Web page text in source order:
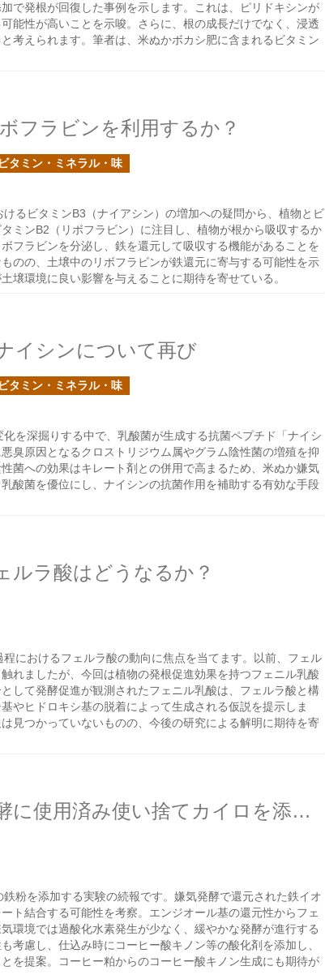
で発根が回復した事例を示します。これは、ピリドキシンが
能性が高いことを示唆。さらに、根の成長だけでなく、浸透
考えられます。筆者は、米ぬかボカシ肥に含まれるビタミン
フラビンを利用するか？
ビタミン・ミネラル・味
るビタミンB3（ナイアシン）の増加への疑問から、植物とビ
ミンB2（リボフラビン）に注目し、植物が根から吸収するか
フラビンを分泌し、鉄を還元して吸収する機能があることを
のの、土壌中のリボフラビンが鉄還元に寄与する可能性を示
壌環境に良い影響を与えることに期待を寄せている。
イシンについて再び
ビタミン・ミネラル・味
を深掘りする中で、乳酸菌が生成する抗菌ペプチド「ナイシ
臭原因となるクロストリジウム属やグラム陰性菌の増殖を抑
菌への効果はキレート剤との併用で高まるため、米ぬか嫌気
酸菌を優位にし、ナイシンの抗菌作用を補助する有効な手段
ルラ酸はどうなるか？
におけるフェルラ酸の動向に焦点を当てます。以前、フェル
れましたが、今回は植物の発根促進効果を持つフェニル乳酸
して発酵促進が観測されたフェニル乳酸は、フェルラ酸と構
やヒドロキシ基の脱着によって生成される仮説を提示しま
見つかっていないものの、今後の研究による解明に期待を寄
米ぬか嫌気ボカシ肥の発酵に使用済み使い捨てカイロを添加したらどうなるか？の続き
粉を添加する実験の続報です。嫌気発酵で還元された鉄イオ
ト結合する可能性を考察。エンジオール基の還元性からフェ
環境では過酸化水素発生が少なく、緩やかな発酵が進行する
考慮し、仕込み時にコーヒー酸キノン等の酸化剤を添加し、
を提案。コーヒー粕からのコーヒー酸キノン生成にも期待が